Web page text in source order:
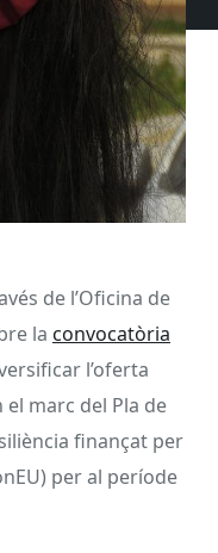
de l’Oficina de
la convocatòria
l’oferta
marc del Pla de
finançat per
per al període